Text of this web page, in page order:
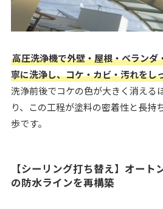
高圧洗浄機で外壁・屋根・ベランダ
寧に洗浄し、コケ・カビ・汚れをし
洗浄前後でコケの色が大きく消える
り、この工程が塗料の密着性と長持
歩です。
【シーリング打ち替え】オート
の防水ラインを再構築